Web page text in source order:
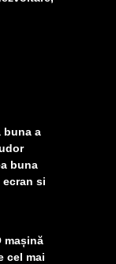
buna a
buna
si
mașină
cel mai